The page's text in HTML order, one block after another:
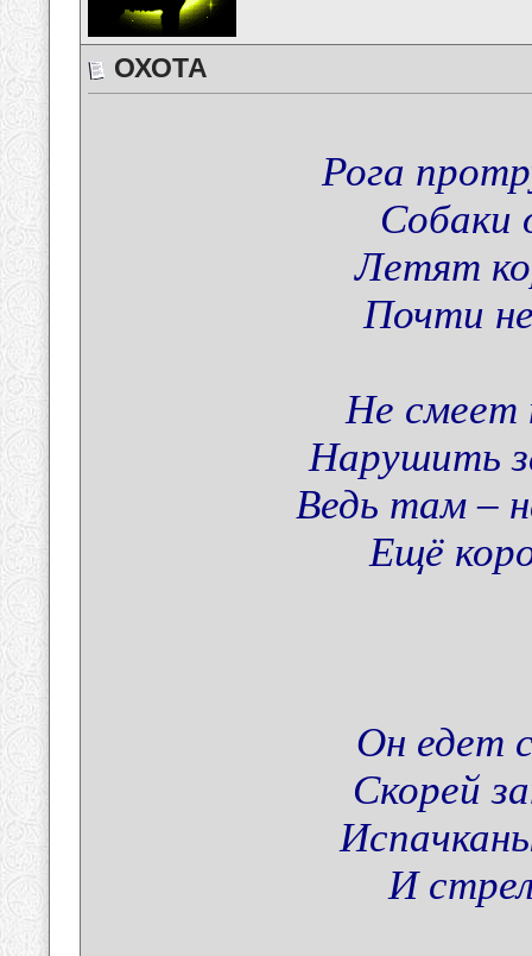
ОХОТА
Рога
Собаки
Летят
Почти не
Не смеет
Нарушить
Ведь там –
Ещё
Он едет
Скорей
И